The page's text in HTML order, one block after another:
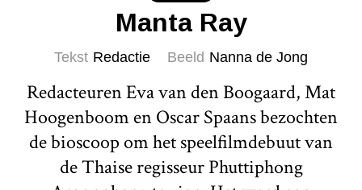
Manta Ray
Tekst Redactie Beeld Nanna de Jong
Redacteuren Eva van den Boogaard, Mat
Hoogenboom en Oscar Spaans bezochten
de bioscoop om het speelfilmdebuut van
de Thaise regisseur Phuttiphong